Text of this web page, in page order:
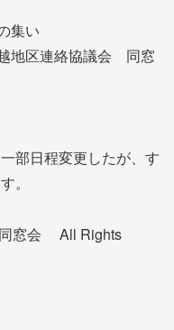
集い
地区連絡協議会 同窓
部日程変更したが、す
。
同窓会 All Rights